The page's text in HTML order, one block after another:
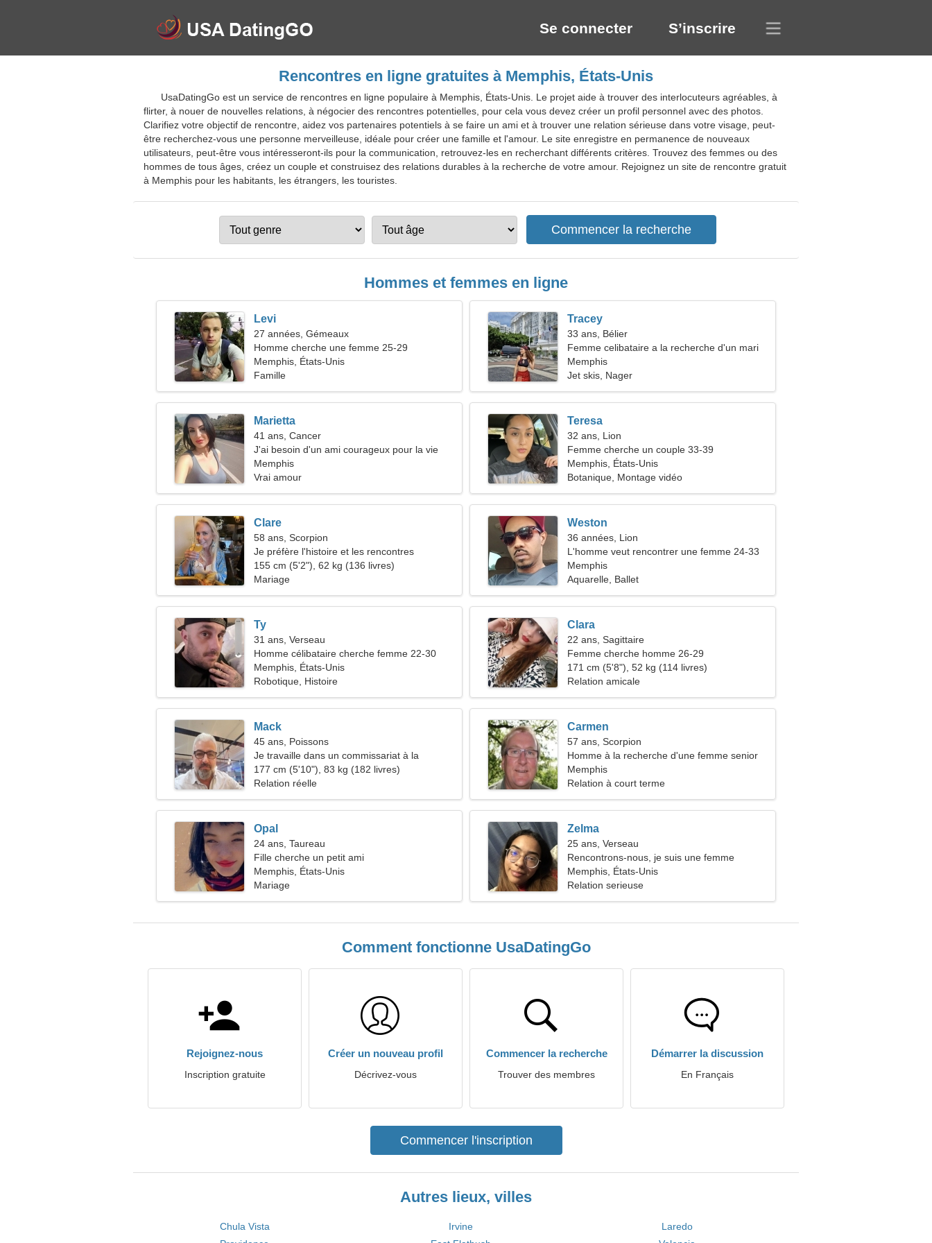
Se connecter S’inscrire
Rencontres en ligne gratuites à Memphis, États-Unis
UsaDatingGo est un service de rencontres en ligne populaire à Memphis, États-Unis. Le projet aide à trouver des interlocuteurs agréables, à
flirter, à nouer de nouvelles relations, à négocier des rencontres potentielles, pour cela vous devez créer un profil personnel avec des photos.
Clarifiez votre objectif de rencontre, aidez vos partenaires potentiels à se faire un ami et à trouver une relation sérieuse dans votre visage, peut-
être recherchez-vous une personne merveilleuse, idéale pour créer une famille et l'amour. Le site enregistre en permanence de nouveaux
utilisateurs, peut-être vous intéresseront-ils pour la communication, retrouvez-les en recherchant différents critères. Trouvez des femmes ou des
hommes de tous âges, créez un couple et construisez des relations durables à la recherche de votre amour. Rejoignez un site de rencontre gratuit
à Memphis pour les habitants, les étrangers, les touristes.
Hommes et femmes en ligne
Levi
27 années, Gémeaux
Homme cherche une femme 25-29
Memphis, États-Unis
Famille
Tracey
33 ans, Bélier
Femme celibataire a la recherche d'un mari
Memphis
Jet skis, Nager
Marietta
41 ans, Cancer
J'ai besoin d'un ami courageux pour la vie
Memphis
Vrai amour
Teresa
32 ans, Lion
Femme cherche un couple 33-39
Memphis, États-Unis
Botanique, Montage vidéo
Clare
58 ans, Scorpion
Je préfère l'histoire et les rencontres
155 cm (5'2"), 62 kg (136 livres)
Mariage
Weston
36 années, Lion
L'homme veut rencontrer une femme 24-33
Memphis
Aquarelle, Ballet
Ty
31 ans, Verseau
Homme célibataire cherche femme 22-30
Memphis, États-Unis
Robotique, Histoire
Clara
22 ans, Sagittaire
Femme cherche homme 26-29
171 cm (5'8"), 52 kg (114 livres)
Relation amicale
Mack
45 ans, Poissons
Je travaille dans un commissariat à la
recherche d'une femme sympathique
177 cm (5'10"), 83 kg (182 livres)
Relation réelle
Carmen
57 ans, Scorpion
Homme à la recherche d'une femme senior
46-52
Memphis
Relation à court terme
Opal
24 ans, Taureau
Fille cherche un petit ami
Memphis, États-Unis
Mariage
Zelma
25 ans, Verseau
Rencontrons-nous, je suis une femme
charmante
Memphis, États-Unis
Relation serieuse
Comment fonctionne UsaDatingGo
Rejoignez-nous
Inscription gratuite
Créer un nouveau profil
Décrivez-vous
Commencer la recherche
Trouver des membres
Démarrer la discussion
En Français
Commencer l'inscription
Autres lieux, villes
Chula Vista Irvine
Laredo